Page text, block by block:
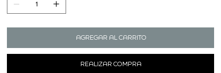
AGREGAR AL CARRITO
REALIZAR COMPRA